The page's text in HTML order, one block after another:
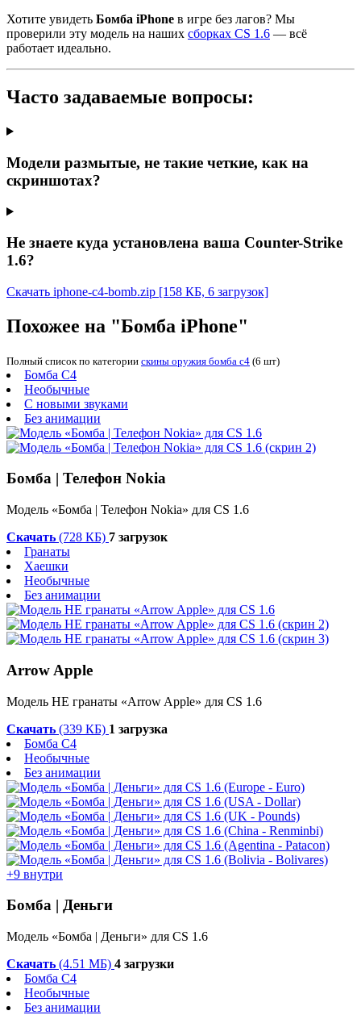
Хотите увидеть Бомба iPhone в игре без лагов? Мы
проверили эту модель на наших сборках CS 1.6 — всё
работает идеально.
Часто задаваемые вопросы:
Модели размытые, не такие четкие, как на
скриншотах?
Не знаете куда установлена ваша Counter-Strike
1.6?
Скачать iphone-c4-bomb.zip [158 КБ, 6 загрузок]
Похожее на "Бомба iPhone"
Полный список по категории скины оружия бомба c4 (6 шт)
Бомба C4
Необычные
С новыми звуками
Без анимации
Бомба | Телефон Nokia
Модель «Бомба | Телефон Nokia» для CS 1.6
Скачать (728 КБ) 7 загрузок
Гранаты
Хаешки
Необычные
Без анимации
Arrow Apple
Модель HE гранаты «Arrow Apple» для CS 1.6
Скачать (339 КБ) 1 загрузка
Бомба C4
Необычные
Без анимации
+9 внутри
Бомба | Деньги
Модель «Бомба | Деньги» для CS 1.6
Скачать (4.51 МБ) 4 загрузки
Бомба C4
Необычные
Без анимации